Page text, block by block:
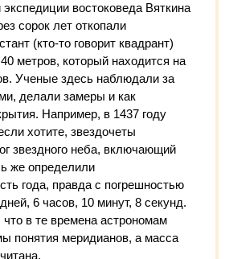
экспедиции востоковеда Вяткина
сорок лет откопали
(кто-то говорит квадрант)
метров, который находится на
Ученые здесь наблюдали за
делали замеры и как
Например, в 1437 году
хотите, звездочеты
звездного неба, включающий
же определили
года, правда с погрешностью
6 часов, 10 минут, 8 секунд.
что в те времена астрономам
понятия меридианов, а масса